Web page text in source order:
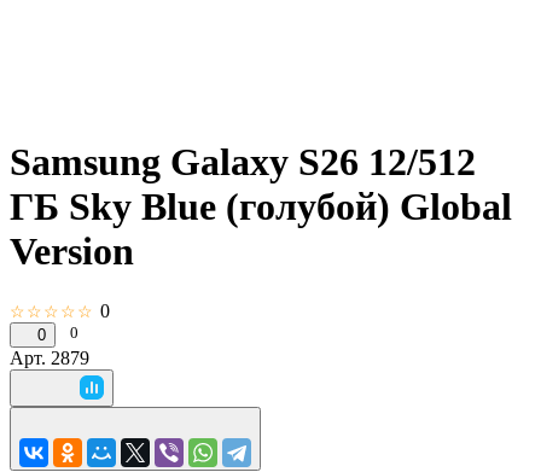
Samsung Galaxy S26 12/512
ГБ Sky Blue (голубой) Global
Version
☆☆☆☆☆ 0
0 0
Арт. 2879